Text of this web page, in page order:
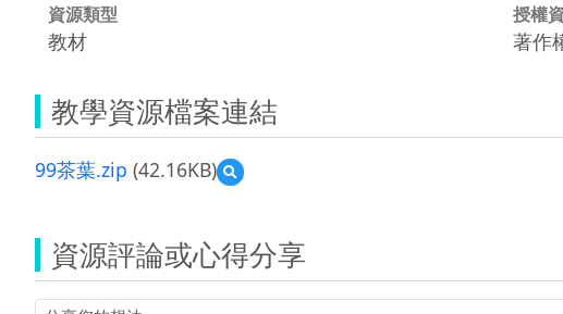
資源類型
教材
授權
著作
教學資源檔案連結
99茶葉.zip (42.16KB)
預
覽
葉.zip
資源評論或心得分享